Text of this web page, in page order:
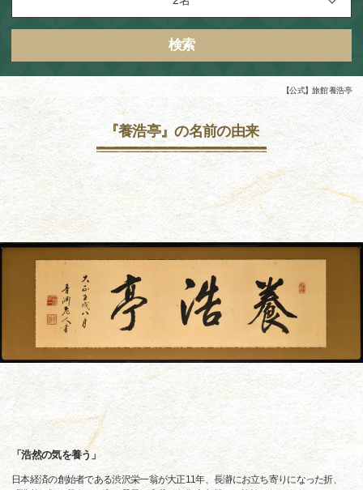
検索
【公式】旅館 養浩亭
『養浩亭』の名前の由来
「浩然の気を養う」
日本経済の創始者である渋沢栄一翁が大正11年、長瀞にお立ち寄りになった折、